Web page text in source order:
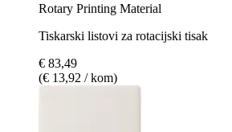
Rotary Printing Material
Tiskarski listovi za rotacijski tisak
€ 83,49
(€ 13,92 / kom)